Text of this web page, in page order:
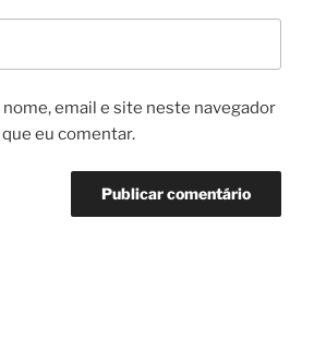
nome, email e site neste navegador
eu comentar.